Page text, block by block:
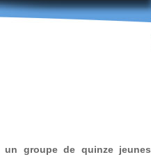
un groupe de quinze jeunes